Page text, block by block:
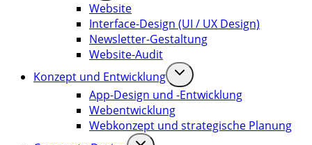
Website
Interface-Design (UI / UX Design)
Newsletter-Gestaltung
Website-Audit
Konzept und Entwicklung
App-Design und -Entwicklung
Webentwicklung
Webkonzept und strategische Planung